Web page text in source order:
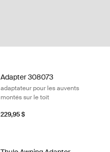
Adapter 308073
adaptateur pour les auvents
montés sur le toit
229,95 $